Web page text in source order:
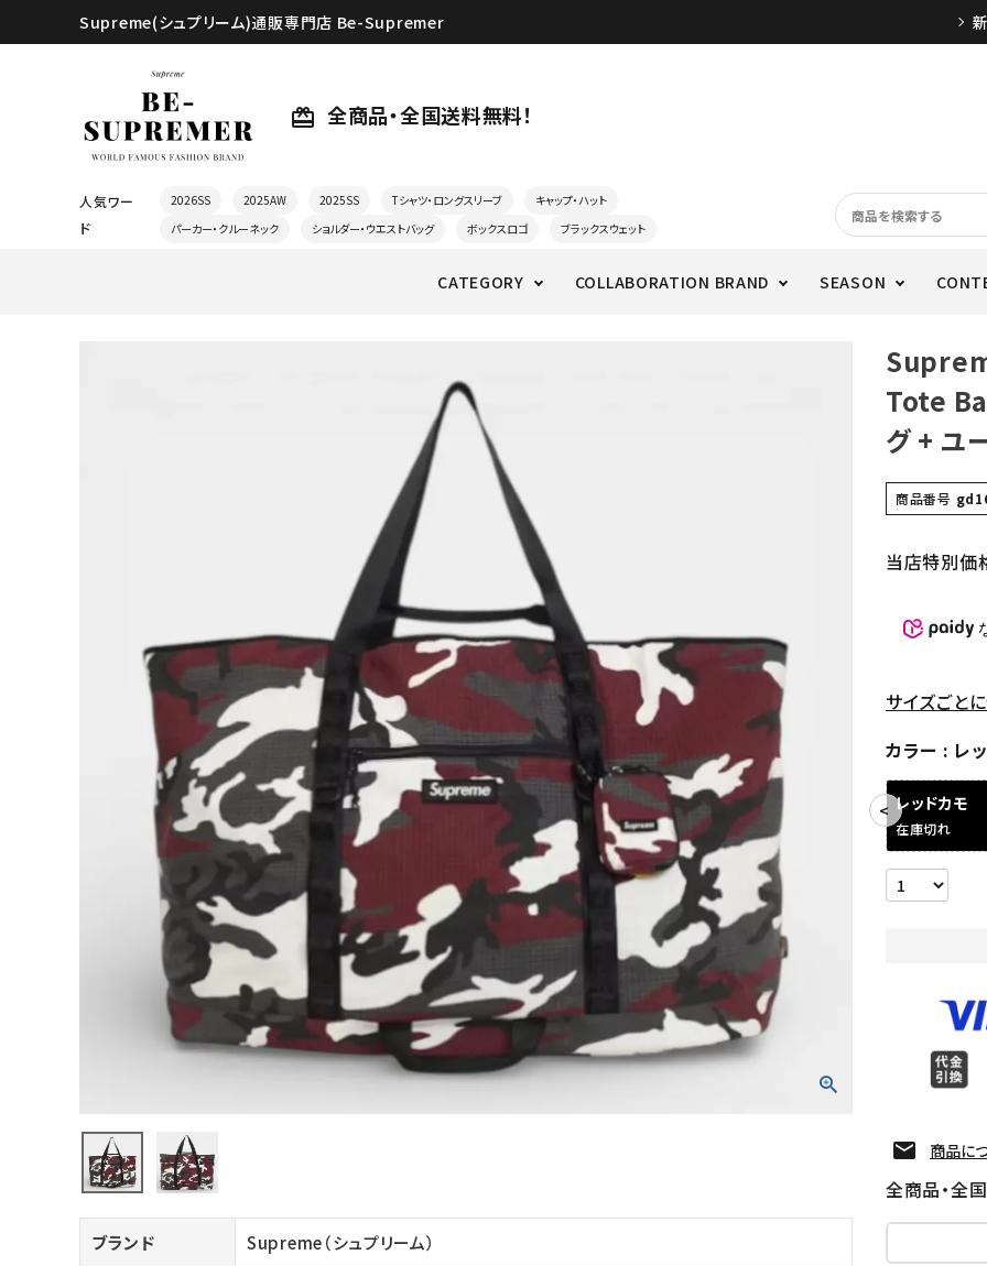
Supreme(シュプリーム)通販専門店 Be-Supremer
card_giftcard 全商品・全国送料無料！
人気ワー
ド
2026SS 2025AW 2025SS Tシャツ・ロングスリーブ
キャップ・ハット
パーカー・クルーネック
ショルダー・ウエストバッグ ボックスロゴ ブラックスウェット
CATEGORY COLLABORATION BRAND SEASON
Tシャツ・ロングスリーブ
パーカー・トレーナー
ジャケット・アウター
ニット帽・ビーニー
バックパック・リュック
スニーカー・ブーツ
パンツ・ショーツ
COLLABORATION BRAND
ブランド Supreme（シュプリーム）
Tote
グ + ユ
商品番号
当店特別価
サイズごと
カラー
レ
レッドカモ
在庫切れ
商品に
全商品・全